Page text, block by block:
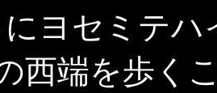
ヨセミテハ
西端を歩く